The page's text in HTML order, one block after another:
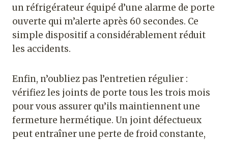
un réfrigérateur équipé d’une alarme de porte
ouverte qui m’alerte après 60 secondes. Ce
simple dispositif a considérablement réduit
les accidents.
Enfin, n’oubliez pas l’entretien régulier :
vérifiez les joints de porte tous les trois mois
pour vous assurer qu’ils maintiennent une
fermeture hermétique. Un joint défectueux
peut entraîner une perte de froid constante,